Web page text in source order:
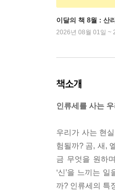
이달의 책 8월 : 산
2026년 08월 01일 ~
책소개
인류세를 사는
우리가 사는 현
험될까? 곰, 새,
금 무엇을 원하
‘신’을 느끼는
까? 인류세의 특